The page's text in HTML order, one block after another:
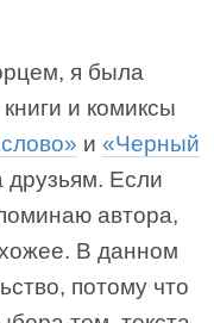
я была
и комиксы
и «Черный
друзьям. Если
автора,
В данном
потому что